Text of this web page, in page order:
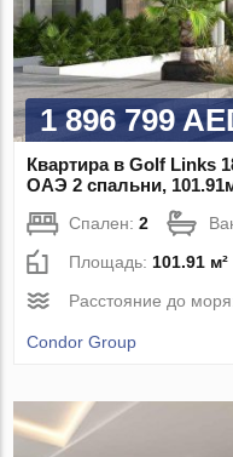
1 896 799
Квартира в Golf Links
ОАЭ 2 спальни,
Спален:2
Площадь: 101.91 м²
Расстояние до
Condor Group